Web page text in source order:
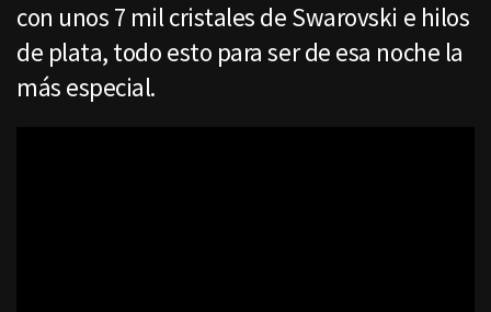
con unos 7 mil cristales de Swarovski e hilos
de plata, todo esto para ser de esa noche la
más especial.